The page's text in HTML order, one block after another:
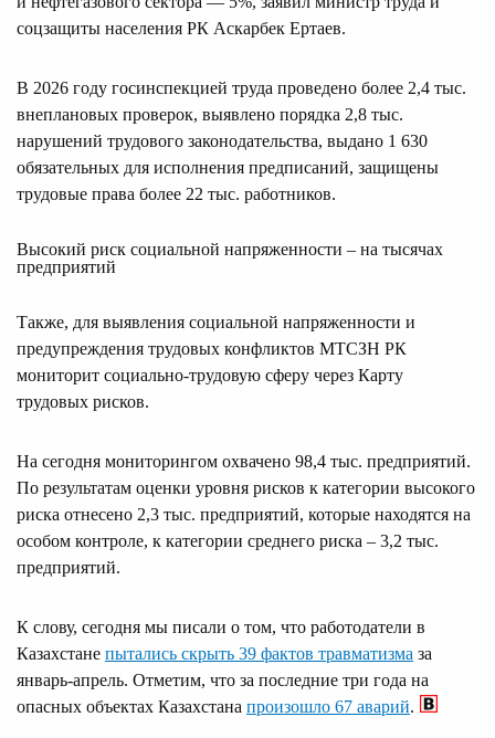
соцзащиты населения РК Аскарбек Ертаев.
В 2026 году госинспекцией труда проведено более 2,4 тыс.
внеплановых проверок, выявлено порядка 2,8 тыс.
нарушений трудового законодательства, выдано 1 630
обязательных для исполнения предписаний, защищены
трудовые права более 22 тыс. работников.
Высокий риск социальной напряженности – на тысячах
предприятий
Также, для выявления социальной напряженности и
предупреждения трудовых конфликтов МТСЗН РК
мониторит социально-трудовую сферу через Карту
трудовых рисков.
На сегодня мониторингом охвачено 98,4 тыс. предприятий.
По результатам оценки уровня рисков к категории высокого
риска отнесено 2,3 тыс. предприятий, которые находятся на
особом контроле, к категории среднего риска – 3,2 тыс.
предприятий.
К слову, сегодня мы писали о том, что работодатели в
Казахстане пытались скрыть 39 фактов травматизма за
январь-апрель. Отметим, что за последние три года на
опасных объектах Казахстана произошло 67 аварий.